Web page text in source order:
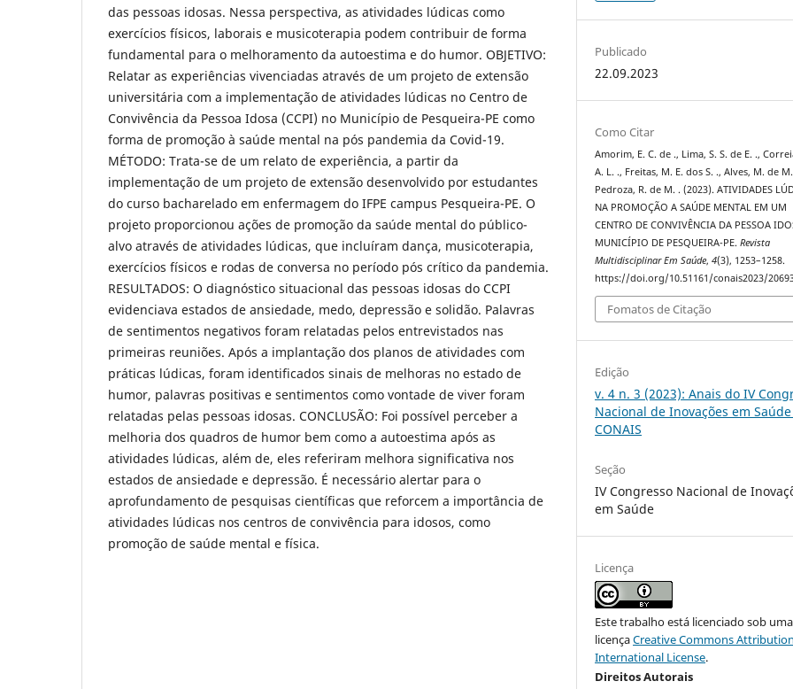
das pessoas idosas. Nessa perspectiva, as atividades lúdicas como
exercícios físicos, laborais e musicoterapia podem contribuir de forma
fundamental para o melhoramento da autoestima e do humor. OBJETIVO:
Relatar as experiências vivenciadas através de um projeto de extensão
universitária com a implementação de atividades lúdicas no Centro de
Convivência da Pessoa Idosa (CCPI) no Município de Pesqueira-PE como
forma de promoção à saúde mental na pós pandemia da Covid-19.
MÉTODO: Trata-se de um relato de experiência, a partir da
implementação de um projeto de extensão desenvolvido por estudantes
do curso bacharelado em enfermagem do IFPE campus Pesqueira-PE. O
projeto proporcionou ações de promoção da saúde mental do público-
alvo através de atividades lúdicas, que incluíram dança, musicoterapia,
exercícios físicos e rodas de conversa no período pós crítico da pandemia.
RESULTADOS: O diagnóstico situacional das pessoas idosas do CCPI
evidenciava estados de ansiedade, medo, depressão e solidão. Palavras
de sentimentos negativos foram relatadas pelos entrevistados nas
primeiras reuniões. Após a implantação dos planos de atividades com
práticas lúdicas, foram identificados sinais de melhoras no estado de
humor, palavras positivas e sentimentos como vontade de viver foram
relatadas pelas pessoas idosas. CONCLUSÃO: Foi possível perceber a
melhoria dos quadros de humor bem como a autoestima após as
atividades lúdicas, além de, eles referiram melhora significativa nos
estados de ansiedade e depressão. É necessário alertar para o
aprofundamento de pesquisas científicas que reforcem a importância de
atividades lúdicas nos centros de convivência para idosos, como
promoção de saúde mental e física.
Publicado
22.09.2023
Como Citar
Amorim, E. C. de ., Lima, S. S. de E. .,
A. L. ., Freitas, M. E. dos S. ., Alves, M. de
Pedroza, R. de M. . (2023). ATIVIDADES
NA PROMOÇÃO A SAÚDE MENTAL EM UM
CENTRO DE CONVIVÊNCIA DA PESSOA
MUNICÍPIO DE PESQUEIRA-PE.Revista
Multidisciplinar Em Saúde,4(3), 1253–1258.
https://doi.org/10.51161/conais2023/
Fomatos de Citação
Edição
v. 4 n. 3 (2023): Anais do IV
Nacional de Inovações em
CONAIS
Seção
IV Congresso Nacional de
em Saúde
Licença
Este trabalho está licenciado sob uma
licençaCreative Commons
International License.
Direitos Autorais